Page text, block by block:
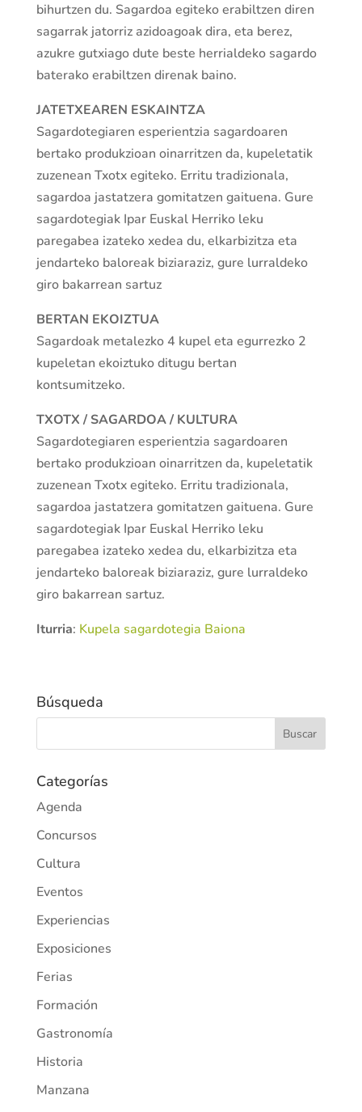
bihurtzen du. Sagardoa egiteko erabiltzen diren
sagarrak jatorriz azidoagoak dira, eta berez,
azukre gutxiago dute beste herrialdeko sagardo
baterako erabiltzen direnak baino.
JATETXEAREN ESKAINTZA
Sagardotegiaren esperientzia sagardoaren
bertako produkzioan oinarritzen da, kupeletatik
zuzenean Txotx egiteko. Erritu tradizionala,
sagardoa jastatzera gomitatzen gaituena. Gure
sagardotegiak Ipar Euskal Herriko leku
paregabea izateko xedea du, elkarbizitza eta
jendarteko baloreak biziaraziz, gure lurraldeko
giro bakarrean sartuz
BERTAN EKOIZTUA
Sagardoak metalezko 4 kupel eta egurrezko 2
kupeletan ekoiztuko ditugu bertan
kontsumitzeko.
TXOTX / SAGARDOA / KULTURA
Sagardotegiaren esperientzia sagardoaren
bertako produkzioan oinarritzen da, kupeletatik
zuzenean Txotx egiteko. Erritu tradizionala,
sagardoa jastatzera gomitatzen gaituena. Gure
sagardotegiak Ipar Euskal Herriko leku
paregabea izateko xedea du, elkarbizitza eta
jendarteko baloreak biziaraziz, gure lurraldeko
giro bakarrean sartuz.
Iturria: Kupela sagardotegia Baiona
Búsqueda
Categorías
Agenda
Concursos
Cultura
Eventos
Experiencias
Exposiciones
Ferias
Formación
Gastronomía
Historia
Manzana